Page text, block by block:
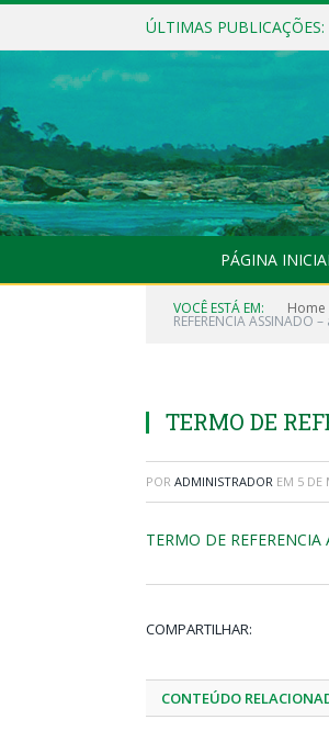
ÚLTIMAS PUBLICAÇÕES:
PÁGINA
VOCÊ ESTÁ EM: Home
REFERENCIA ASSINADO –
TERMO DE
POR ADMINISTRADOR EM 5 DE
TERMO DE
COMPARTILHAR:
CONTEÚDO